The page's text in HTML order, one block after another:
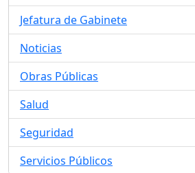
Jefatura de Gabinete
Noticias
Obras Públicas
Salud
Seguridad
Servicios Públicos